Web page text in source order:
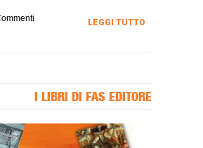
LEGGI TUTTO
I LIBRI DI FAS EDITORE